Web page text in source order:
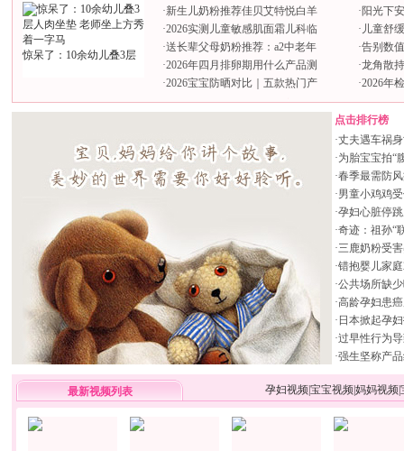
惊呆了：10余幼儿叠3层
·新生儿奶粉推荐佳贝艾特悦白羊
·2026实测儿童敏感肌面霜儿科临
·送长辈父母奶粉推荐：a2中老年
·2026年四月排卵期用什么产品测
·2026宝宝防晒对比｜五款热门产
· 阳光下
· 儿童舒
·告别数
·龙角散
·2026年
点击排行榜
·丈夫遇车祸
·为胎宝宝拍“
·春季最需防
·男童小鸡鸡
·孕妇心脏停
·奇迹：祖孙“
·三鹿奶粉受
·错抱婴儿家
·公共场所缺
·高龄孕妇患
· 日本掀起孕
·过早性行为
·强生坚称产
最新视频列表 孕妇视频宝宝视频妈妈视频